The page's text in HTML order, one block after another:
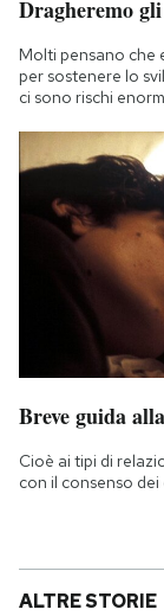
Dragheremo
Molti pensano che
per sostenere lo
ci sono rischi
Breve guida
Cioè ai tipi di
con il consenso
ALTRE STORIE